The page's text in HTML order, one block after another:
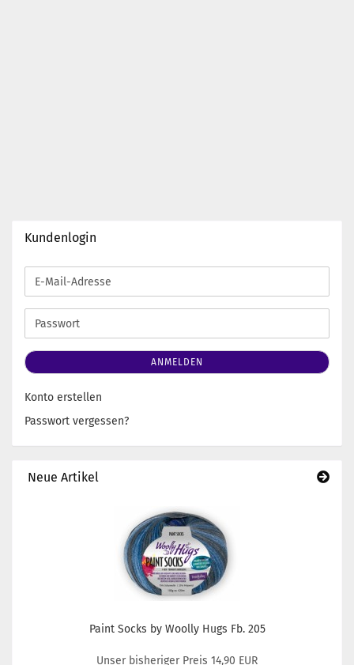
Kundenlogin
E-
Mail-
Adresse
Passwort
ANMELDEN
Konto erstellen
Passwort vergessen?
Neue Artikel
Paint Socks by Woolly Hugs Fb. 205
Unser bisheriger Preis 14,90 EUR